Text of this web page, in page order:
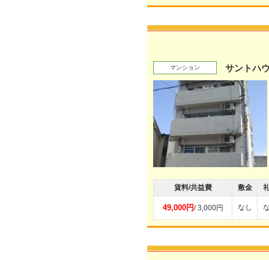
マンション サントハ
賃料/共益費 敷金
49,000円/ 3,000円 なし